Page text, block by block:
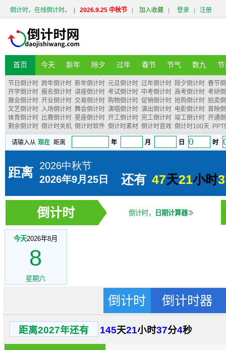
倒计时，在线倒计时。 2026.9.25 中秋节 加入收藏 登录 注册
首页 今天 新年 除夕 过年 春节 节气 数九 节
节日倒计时 跨年倒计时 新年倒计时 元旦倒计时 过年倒计时 除夕倒计时 春节
开学倒计时 报名倒计时 讲座倒计时 考试倒计时 中考倒计时 高考倒计时 考研
展会倒计时 开业倒计时 交易倒计时 购物倒计时 促销倒计时 抢购倒计时 拍卖
文艺倒计时 入场倒计时 舞会倒计时 演唱倒计时 演出倒计时 电影倒计时 首映
体育倒计时 比赛倒计时 星座倒计时 开工倒计时 完工倒计时 竣工倒计时 开通
剩余倒计时 倒计时关机 倒计时软件 倒计时素材 倒计时音效 倒计时100天 PPT
倒计时 倒计时， 日期计算器
今天2026年8月
8
星期六
倒计时 倒计时器
距离2027年还有 145天21小时37分3秒
2026-8-1 建军节
2026-8-6
火把节
(农历六月二十